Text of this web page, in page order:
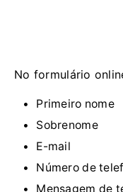
No formulário
Primeiro nome
Sobrenome
E-mail
Número de
Mensagem de